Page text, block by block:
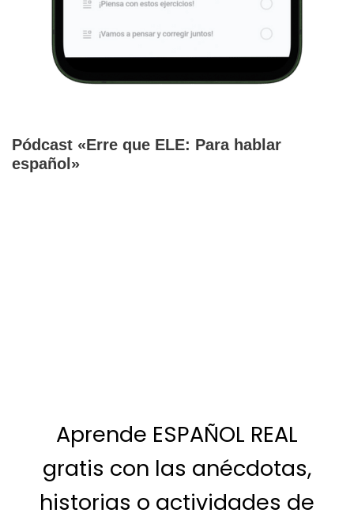
Pódcast «Erre que ELE: Para hablar
español»
Aprende ESPAÑOL REAL
gratis con las anécdotas,
historias o actividades de